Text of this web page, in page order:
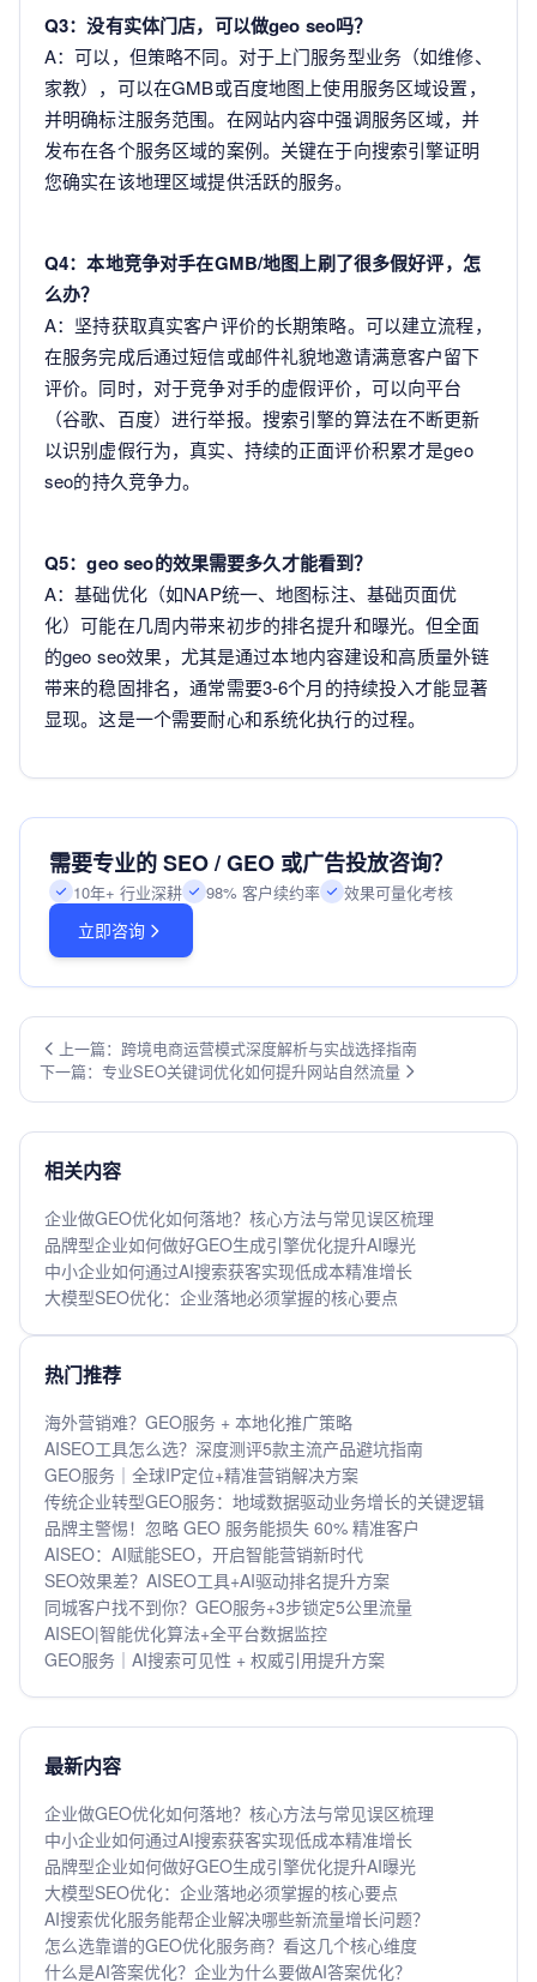
Q3：没有实体门店，可以做geo seo吗？
A：可以，但策略不同。对于上门服务型业务（如维修、
家教），可以在GMB或百度地图上使用服务区域设置，
并明确标注服务范围。在网站内容中强调服务区域，并
发布在各个服务区域的案例。关键在于向搜索引擎证明
您确实在该地理区域提供活跃的服务。
Q4：本地竞争对手在GMB/地图上刷了很多假好评，怎
么办？
A：坚持获取真实客户评价的长期策略。可以建立流程，
在服务完成后通过短信或邮件礼貌地邀请满意客户留下
评价。同时，对于竞争对手的虚假评价，可以向平台
（谷歌、百度）进行举报。搜索引擎的算法在不断更新
以识别虚假行为，真实、持续的正面评价积累才是geo
seo的持久竞争力。
Q5：geo seo的效果需要多久才能看到？
A：基础优化（如NAP统一、地图标注、基础页面优
化）可能在几周内带来初步的排名提升和曝光。但全面
的geo seo效果，尤其是通过本地内容建设和高质量外链
带来的稳固排名，通常需要3-6个月的持续投入才能显著
显现。这是一个需要耐心和系统化执行的过程。
需要专业的 SEO / GEO 或广告投放咨询？
10年+ 行业深耕 98% 客户续约率 效果可量化考核
立即咨询
上一篇：跨境电商运营模式深度解析与实战选择指南
下一篇：专业SEO关键词优化如何提升网站自然流量
相关内容
企业做GEO优化如何落地？核心方法与常见误区梳理
品牌型企业如何做好GEO生成引擎优化提升AI曝光
中小企业如何通过AI搜索获客实现低成本精准增长
大模型SEO优化：企业落地必须掌握的核心要点
热门推荐
海外营销难？GEO服务 + 本地化推广策略
AISEO工具怎么选？深度测评5款主流产品避坑指南
GEO服务｜全球IP定位+精准营销解决方案
传统企业转型GEO服务：地域数据驱动业务增长的关键逻辑
品牌主警惕！忽略 GEO 服务能损失 60% 精准客户
AISEO：AI赋能SEO，开启智能营销新时代
SEO效果差？AISEO工具+AI驱动排名提升方案
同城客户找不到你？GEO服务+3步锁定5公里流量
AISEO|智能优化算法+全平台数据监控
GEO服务｜AI搜索可见性 + 权威引用提升方案
最新内容
企业做GEO优化如何落地？核心方法与常见误区梳理
中小企业如何通过AI搜索获客实现低成本精准增长
品牌型企业如何做好GEO生成引擎优化提升AI曝光
大模型SEO优化：企业落地必须掌握的核心要点
AI搜索优化服务能帮企业解决哪些新流量增长问题？
怎么选靠谱的GEO优化服务商？看这几个核心维度
什么是AI答案优化？企业为什么要做AI答案优化？